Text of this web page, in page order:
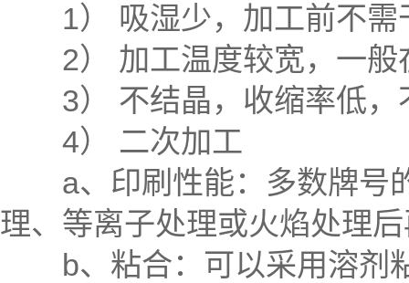
1） 吸湿少，加工前不需
2） 加工温度较宽，一般
3） 不结晶，收缩率低，
4） 二次加工
a、印刷性能：多数牌号的
理、等离子处理或火焰处理
b、粘合：可以采用溶剂粘